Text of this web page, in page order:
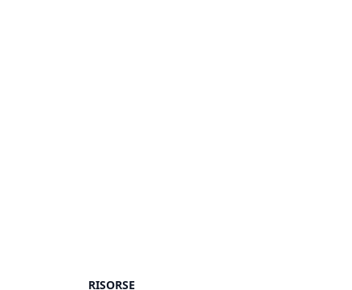
RISORSE